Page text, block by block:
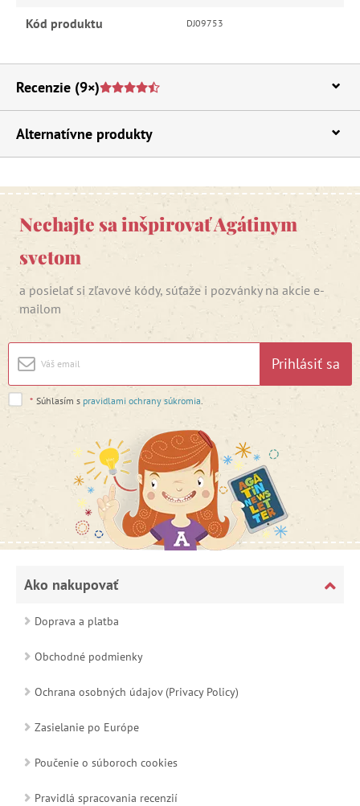
Kód produktu DJ09753
Recenzie (9×)
Alternatívne produkty
Nechajte sa inšpirovať Agátinym
svetom
a posielať si zľavové kódy, súťaže i pozvánky na akcie e-
mailom
Prihlásiť sa
* Súhlasím s pravidlami ochrany súkromia
Ako nakupovať
Doprava a platba
Obchodné podmienky
Ochrana osobných údajov (Privacy Policy)
Zasielanie po Európe
Poučenie o súboroch cookies
Pravidlá spracovania recenzií